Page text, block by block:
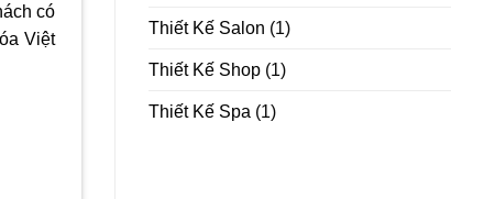
có
Việt
Thiết Kế Salon (1)
Thiết Kế Shop (1)
Thiết Kế Spa (1)